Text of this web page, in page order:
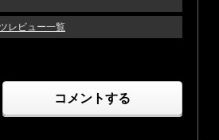
レビュー一覧
コメントする